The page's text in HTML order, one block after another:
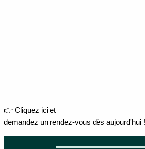
👉 Cliquez ici et
demandez un rendez-vous dès aujourd'hui !